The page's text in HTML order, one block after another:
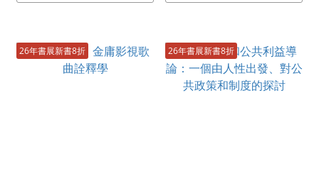
26年書展新書8折 26年書展新書8折